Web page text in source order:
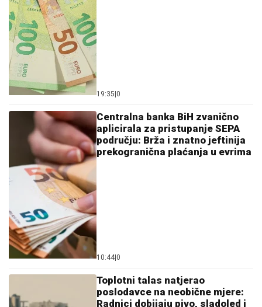
19:35 0
Centralna banka BiH zvanično
aplicirala za pristupanje SEPA
području: Brža i znatno jeftinija
prekogranična plaćanja u evrima
10:44 0
Toplotni talas natjerao
poslodavce na neobične mjere:
Radnici dobijaju pivo, sladoled i